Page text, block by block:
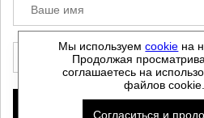
©2021-2026 -
Данный сайт не является
не является
Политика обработки
Мы используемcookie на
Продолжая
соглашаетесь на
файлов cookie.
Согласиться и
Ваше имя